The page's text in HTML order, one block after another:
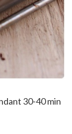
30-40 min